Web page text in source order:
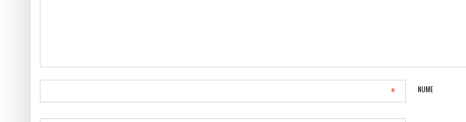
NUME
*